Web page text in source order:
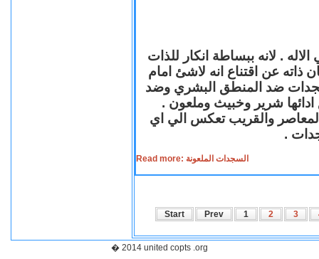
. لانه ببساطة انكار للذات
ذاته عن اقتناع انه لاشئ امام
ضد المنطق البشري وضد
ادائها شرير وخبيث وملعون .
المعاصر والقريب تعكس الي اي
.
Read more: السجدات الملعونة
Start Prev 1 2 3
� 2014 united copts .org